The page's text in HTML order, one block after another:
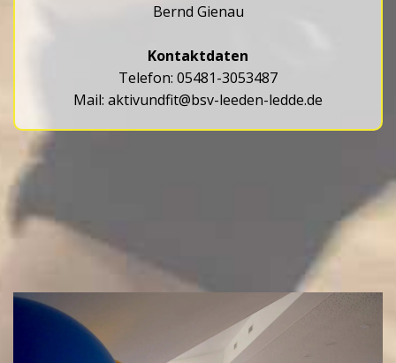
Bernd Gienau
Kontaktdaten
Telefon: 05481-3053487
Mail: aktivundfit@bsv-leeden-ledde.de